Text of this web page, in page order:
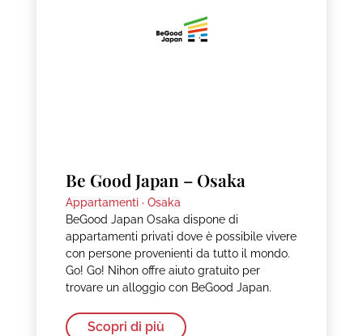
Be Good Japan – Osaka
Appartamenti · Osaka
BeGood Japan Osaka dispone di
appartamenti privati dove è possibile vivere
con persone provenienti da tutto il mondo.
Go! Go! Nihon offre aiuto gratuito per
trovare un alloggio con BeGood Japan.
Scopri di più